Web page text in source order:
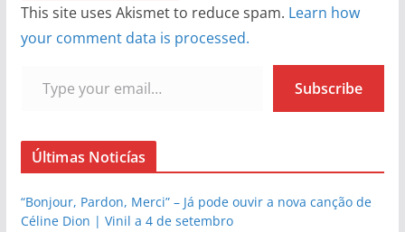
This site uses Akismet to reduce spam. Learn how
your comment data is processed.
Subscribe
Últimas Noticías
“Bonjour, Pardon, Merci” – Já pode ouvir a nova canção de
Céline Dion | Vinil a 4 de setembro